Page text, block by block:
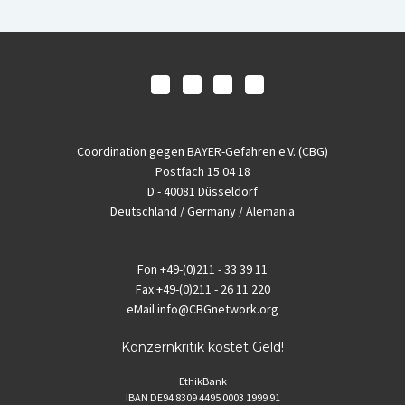
Coordination gegen BAYER-Gefahren e.V. (CBG)
Postfach 15 04 18
D - 40081 Düsseldorf
Deutschland / Germany / Alemania
Fon +49-(0)211 - 33 39 11
Fax+49-(0)211 - 26 11 220
eMailinfo@CBGnetwork.org
Konzernkritik kostet Geld!
EthikBank
IBAN DE94 8309 4495 0003 1999 91